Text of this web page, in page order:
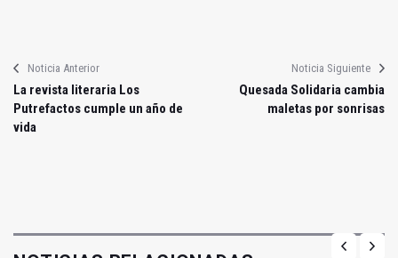
Noticia Anterior
La revista literaria Los
Putrefactos cumple un año de
vida
Noticia Siguiente
Quesada Solidaria cambia
maletas por sonrisas